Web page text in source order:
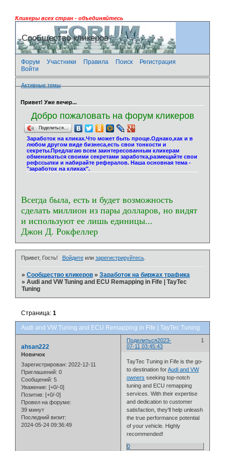
Кликеры всех стран - объединяйтесь
Сообщество кликеров
Форум Участники Правила Поиск
Регистрация
Войти
Активные темы
Привет! Уже вечер...
Добро пожаловать на форум кликеров
Поделиться…
Заработок на кликах.Что может быть проще.Однако,как и в
любом другом виде бизнеса,есть свои тонкости и
секреты.Предлагаю всем заинтересованным кликерам
обмениваться своими секретами заработка,размещайте свои
рефссылки и набирайте рефералов. Наша основная тема -
"заработок на кликах".
Всегда была, есть и будет возможность
сделать миллион из пары долларов, но видят
и используют ее лишь единицы...
Джон Д. Рокфеллер
Привет, Гость! Войдитеили зарегистрируйтесь.
»Сообщество кликеров »Заработок на биржах трафика
»Audi and VW Tuning and ECU Remapping in Fife | TayTec
Tuning
Audi and VW Tuning and ECU Remapping in Fife | TayTec Tuning
Страница:1
Поделиться 1
2023-
07-11 03:45:43
ahsan222
Новичок
Зарегистрирован: 2022-12-11
Приглашений: 0
Сообщений: 5
Уважение: [+0/-0]
Позитив: [+0/-0]
Провел на форуме:
39 минут
Последний визит:
2024-05-24 09:36:49
TayTec Tuning in Fife is the go-
to destination forAudi and VW
owners seeking top-notch
tuning and ECU remapping
services. With their expertise
and dedication to customer
satisfaction, they'll help unleash
the true performance potential
of your vehicle. Highly
recommended!
0